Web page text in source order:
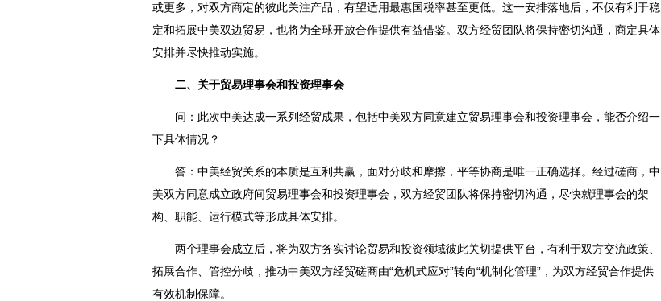
或更多，对双方商定的彼此关注产品，有望适用最惠国税率甚至更低。这一安排落地后，不仅有利于稳
定和拓展中美双边贸易，也将为全球开放合作提供有益借鉴。双方经贸团队将保持密切沟通，商定具体
安排并尽快推动实施。
二、关于贸易理事会和投资理事会
问：此次中美达成一系列经贸成果，包括中美双方同意建立贸易理事会和投资理事会，能否介绍一
下具体情况？
答：中美经贸关系的本质是互利共赢，面对分歧和摩擦，平等协商是唯一正确选择。经过磋商，中
美双方同意成立政府间贸易理事会和投资理事会，双方经贸团队将保持密切沟通，尽快就理事会的架
构、职能、运行模式等形成具体安排。
两个理事会成立后，将为双方务实讨论贸易和投资领域彼此关切提供平台，有利于双方交流政策、
拓展合作、管控分歧，推动中美双方经贸磋商由“危机式应对”转向“机制化管理”，为双方经贸合作提供
有效机制保障。